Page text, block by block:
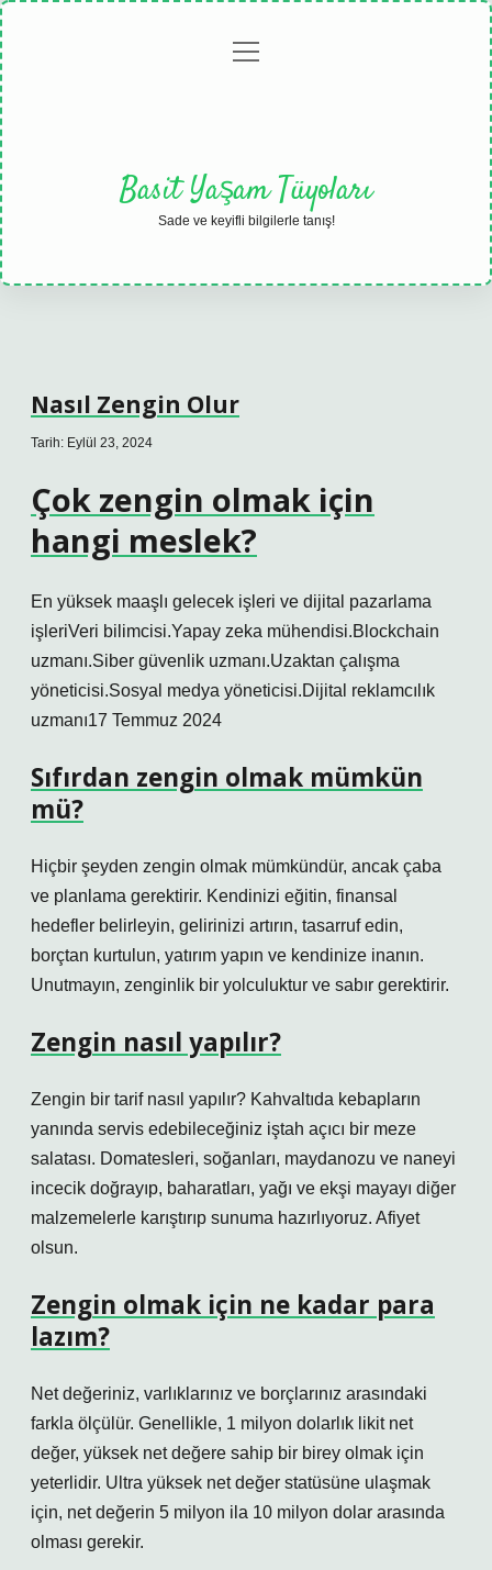
Gizlilikmenüyü
Basit Yaşam Tüyoları
Sade ve keyifli bilgilerle tanış!
Nasıl Zengin Olur
Tarih: Eylül 23, 2024
Çok zengin olmak için
hangi meslek?
En yüksek maaşlı gelecek işleri ve dijital pazarlama
işleriVeri bilimcisi.Yapay zeka mühendisi.Blockchain
uzmanı.Siber güvenlik uzmanı.Uzaktan çalışma
yöneticisi.Sosyal medya yöneticisi.Dijital reklamcılık
uzmanı17 Temmuz 2024
Sıfırdan zengin olmak mümkün
mü?
Hiçbir şeyden zengin olmak mümkündür, ancak çaba
ve planlama gerektirir. Kendinizi eğitin, finansal
hedefler belirleyin, gelirinizi artırın, tasarruf edin,
borçtan kurtulun, yatırım yapın ve kendinize inanın.
Unutmayın, zenginlik bir yolculuktur ve sabır gerektirir.
Zengin nasıl yapılır?
Zengin bir tarif nasıl yapılır? Kahvaltıda kebapların
yanında servis edebileceğiniz iştah açıcı bir meze
salatası. Domatesleri, soğanları, maydanozu ve naneyi
incecik doğrayıp, baharatları, yağı ve ekşi mayayı diğer
malzemelerle karıştırıp sunuma hazırlıyoruz. Afiyet
olsun.
Zengin olmak için ne kadar para
lazım?
Net değeriniz, varlıklarınız ve borçlarınız arasındaki
farkla ölçülür. Genellikle, 1 milyon dolarlık likit net
değer, yüksek net değere sahip bir birey olmak için
yeterlidir. Ultra yüksek net değer statüsüne ulaşmak
için, net değerin 5 milyon ila 10 milyon dolar arasında
olması gerekir.